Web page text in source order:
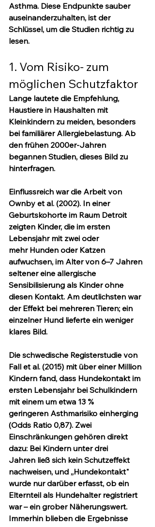
Asthma. Diese Endpunkte sauber
auseinanderzuhalten, ist der
Schlüssel, um die Studien richtig zu
lesen.
1. Vom Risiko- zum
möglichen Schutzfaktor
Lange lautete die Empfehlung,
Haustiere in Haushalten mit
Kleinkindern zu meiden, besonders
bei familiärer Allergiebelastung. Ab
den frühen 2000er-Jahren
begannen Studien, dieses Bild zu
hinterfragen.
Einflussreich war die Arbeit von
Ownby et al. (2002). In einer
Geburtskohorte im Raum Detroit
zeigten Kinder, die im ersten
Lebensjahr mit zwei oder
mehr Hunden oder Katzen
aufwuchsen, im Alter von 6–7 Jahren
seltener eine allergische
Sensibilisierung als Kinder ohne
diesen Kontakt. Am deutlichsten war
der Effekt bei mehreren Tieren; ein
einzelner Hund lieferte ein weniger
klares Bild.
Die schwedische Registerstudie von
Fall et al. (2015) mit über einer Million
Kindern fand, dass Hundekontakt im
ersten Lebensjahr bei Schulkindern
mit einem um etwa 13 %
geringeren Asthmarisiko einherging
(Odds Ratio 0,87). Zwei
Einschränkungen gehören direkt
dazu: Bei Kindern unter drei
Jahren ließ sich kein Schutzeffekt
nachweisen, und „Hundekontakt"
wurde nur darüber erfasst, ob ein
Elternteil als Hundehalter registriert
war – ein grober Näherungswert.
Immerhin blieben die Ergebnisse